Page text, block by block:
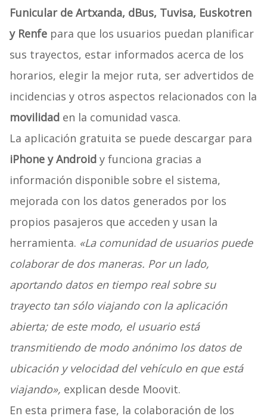
Funicular de Artxanda, dBus, Tuvisa, Euskotren
y Renfepara que los usuarios puedan planificar
sus trayectos, estar informados acerca de los
horarios, elegir la mejor ruta, ser advertidos de
incidencias y otros aspectos relacionados con la
movilidad en la comunidad vasca.
La aplicación gratuita se puede descargar para
iPhone y Android y funciona gracias a
información disponible sobre el sistema,
mejorada con los datos generados por los
propios pasajeros que acceden y usan la
herramienta. «La comunidad de usuarios puede
colaborar de dos maneras. Por un lado,
aportando datos en tiempo real sobre su
trayecto tan sólo viajando con la aplicación
abierta; de este modo, el usuario está
transmitiendo de modo anónimo los datos de
ubicación y velocidad del vehículo en que está
viajando», explican desde Moovit.
En esta primera fase, la colaboración de los